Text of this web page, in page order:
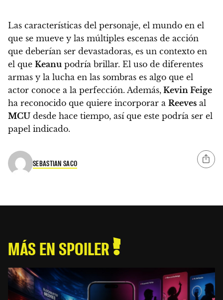
Las características del personaje, el mundo en el
que se mueve y las múltiples escenas de acción
que deberían ser devastadoras, es un contexto en
el que Keanupodría brillar. El uso de diferentes
armas y la lucha en las sombras es algo que el
actor conoce a la perfección. Además, Kevin Feige
ha reconocido que quiere incorporar a Reeves al
MCU desde hace tiempo, así que este podría ser el
papel indicado.
SEBASTIAN SACO
MÁS EN SPOILER